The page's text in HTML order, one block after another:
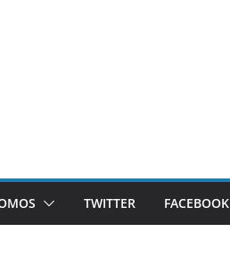
TWITTER FACEBOOK